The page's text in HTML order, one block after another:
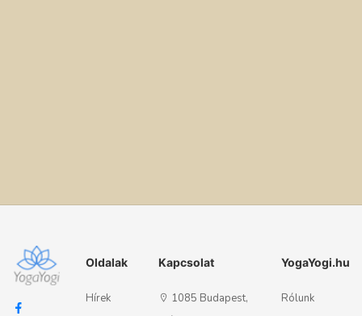
Oldalak
Hírek
Kapcsolat
1085 Budapest,
YogaYogi.hu
Rólunk